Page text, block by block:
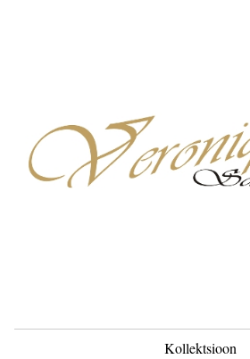
Kollektsioon